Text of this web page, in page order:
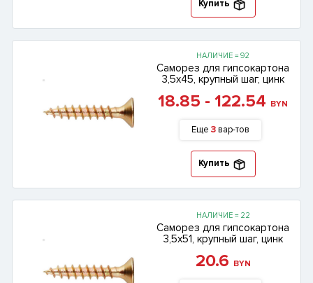
Купить
НАЛИЧИЕ = 92
Саморез для гипсокартона
3,5х45, крупный шаг, цинк
18.85 - 122.54 BYN
Еще 3вар-тов
Купить
НАЛИЧИЕ = 22
Саморез для гипсокартона
3,5х51, крупный шаг, цинк
20.6 BYN